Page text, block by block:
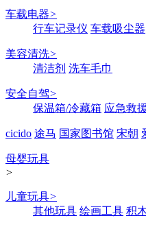
车载电器>
行车记录仪 车载吸尘器
美容清洗>
清洁剂 洗车毛巾
安全自驾>
保温箱/冷藏箱 应急救
cicido 途马 国家图书馆 宋朝
母婴玩具
>
儿童玩具>
其他玩具 绘画工具 积